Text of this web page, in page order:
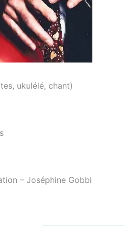
ukulélé, chant)
– Joséphine Gobbi